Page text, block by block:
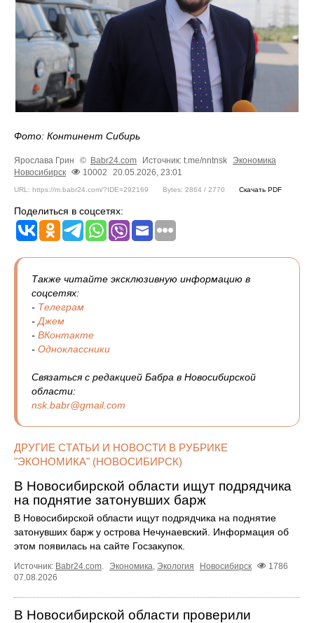
Фото: Континент Сибирь
Ярослава Грин © Babr24.com Источник: t.me/nntnsk
Экономика
Новосибирск
10002 20.05.2026, 23:01
URL: https://m.babr24.com/?IDE=292169 Bytes: 2864 / 2770 Скачать PDF
Поделиться в соцсетях:
Также читайте эксклюзивную информацию в
соцсетях:
- Телеграм
- Джем
- ВКонтакте
- Одноклассники
Связаться с редакцией Бабра в Новосибирской
области:
nsk.babr@gmail.com
ДРУГИЕ СТАТЬИ И НОВОСТИ В РУБРИКЕ
"ЭКОНОМИКА" (НОВОСИБИРСК)
В Новосибирской области ищут подрядчика
на поднятие затонувших барж
В Новосибирской области ищут подрядчика на поднятие
затонувших барж у острова Нечунаевский. Информация об
этом появилась на сайте Госзакупок.
Источник: Babr24.com. Экономика, Экология Новосибирск
1786
07.08.2026
В Новосибирской области проверили